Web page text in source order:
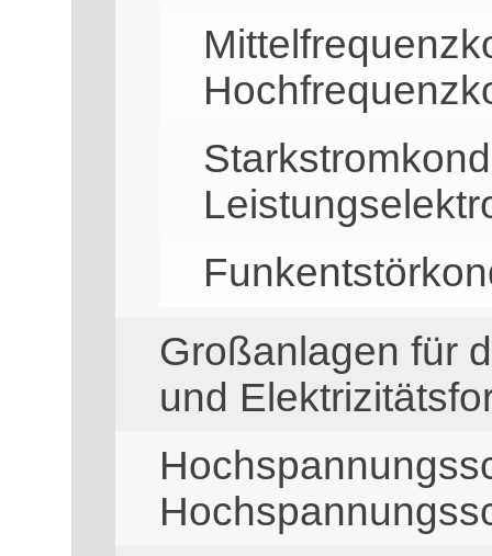
Großanlagen für
und